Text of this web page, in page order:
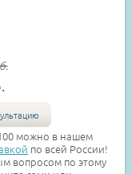
можно в нашем
по всей России!
вопросом по этому